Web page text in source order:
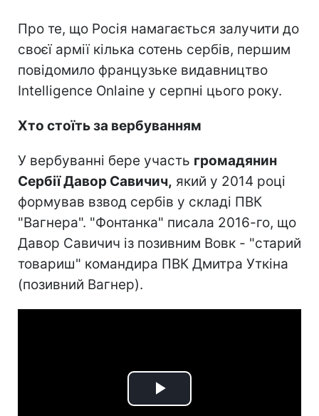
Про те, що Росія намагається залучити до
своєї армії кілька сотень сербів, першим
повідомило французьке видавництво
Intelligence Onlaine у серпні цього року.
Хто стоїть за вербуванням
У вербуванні бере участь громадянин
Сербії Давор Савичич, який у 2014 році
формував взвод сербів у складі ПВК
"Вагнера". "Фонтанка" писала 2016-го, що
Давор Савичич із позивним Вовк - "старий
товариш" командира ПВК Дмитра Уткіна
(позивний Вагнер).
Play